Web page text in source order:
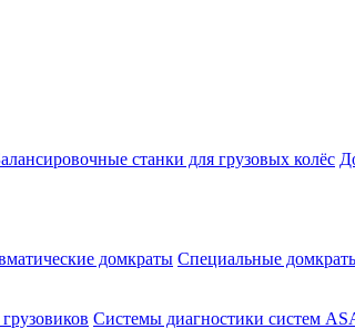
станки для грузовых колёс
домкраты Специальные
Системы диагностики систем